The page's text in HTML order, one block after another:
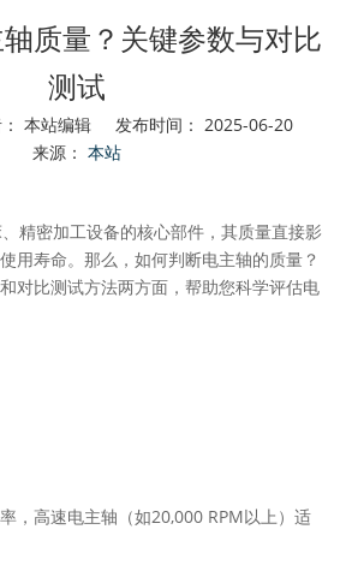
质量？关键参数与对比
测试
本站编辑 发布时间： 2025-06-20
来源： 本站
精密加工设备的核心部件，其质量直接影
用寿命。那么，如何判断电主轴的质量？
对比测试方法两方面，帮助您科学评估电
，高速电主轴（如20,000 RPM以上）适